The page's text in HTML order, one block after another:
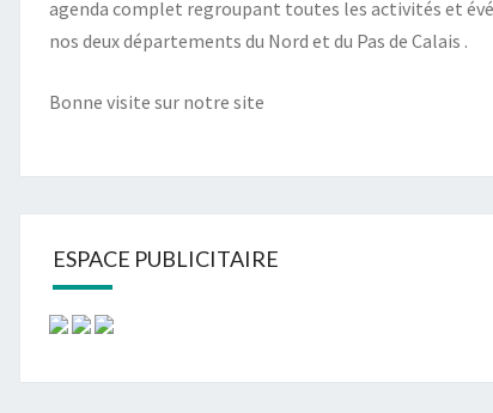
agenda complet regroupant toutes les activités et
nos deux départements du Nord et du Pas de Calais .
Bonne visite sur notre site
ESPACE PUBLICITAIRE